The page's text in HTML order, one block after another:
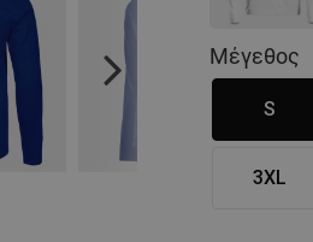
Next
Μέγεθος
S
3XL